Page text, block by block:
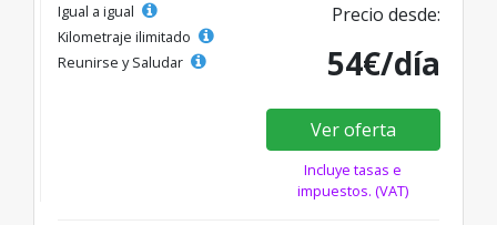
Igual a igual
Kilometraje ilimitado
Reunirse y Saludar
Precio desde:
54€/día
Ver oferta
Incluye tasas e
impuestos. (VAT)